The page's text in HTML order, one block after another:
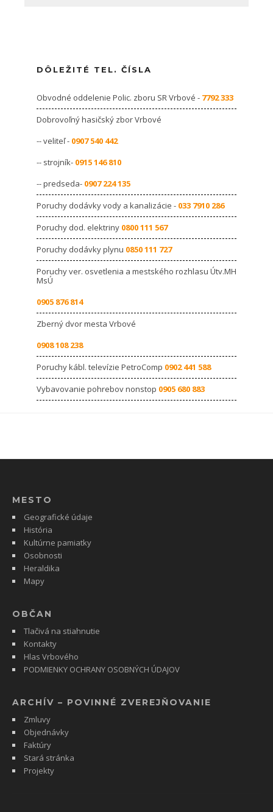
DÔLEŽITÉ TEL. ČÍSLA
Obvodné oddelenie Polic. zboru SR Vrbové - 7792 333
Dobrovoľný hasičský zbor Vrbové
-- veliteľ - 0907 540 442
-- strojník- 0915 146 810
-- predseda- 0907 224 135
Poruchy dodávky vody a kanalizácie - 033 7910 286
Poruchy dod. elektriny 0800 111 567
Poruchy dodávky plynu 0850 111 727
Poruchy ver. osvetlenia a mestského rozhlasu Útv.MH
MsÚ
0905 876 814
Zberný dvor mesta Vrbové
0908 108 238
Poruchy kábl. televízie PetroComp 0902 441 588
Vybavovanie pohrebov nonstop 0905 680 883
MESTO
Geografické údaje
História
Kultúrne pamiatky
Osobnosti
Heraldika
Mapy
OBČAN
Tlačivá na stiahnutie
Kontakty
Hlas Vrbového
PODMIENKY OCHRANY OSOBNÝCH ÚDAJOV
ARCHÍV – POVINNÉ ZVEREJŇOVANIE
Zmluvy
Objednávky
Faktúry
Stará stránka
Projekty